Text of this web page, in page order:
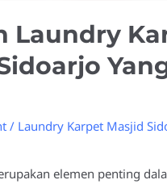
Laundry
/ Laundry Karpet Masjid
elemen penting